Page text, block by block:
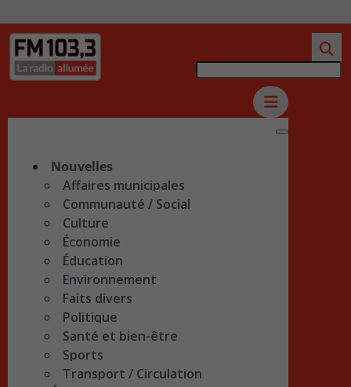
Nouvelles
Affaires municipales
Communauté / Social
Culture
Économie
Éducation
Environnement
Faits divers
Politique
Santé et bien-être
Sports
Transport / Circulation